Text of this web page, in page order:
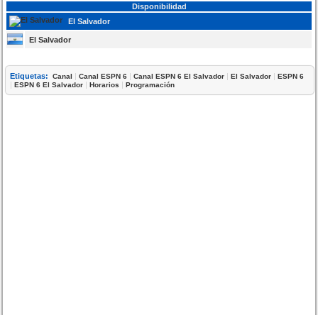
Disponibilidad
El Salvador
El Salvador
Etiquetas: Canal |Canal ESPN 6 |Canal ESPN 6 El Salvador |El Salvador |ESPN 6
|ESPN 6 El Salvador |Horarios |Programación